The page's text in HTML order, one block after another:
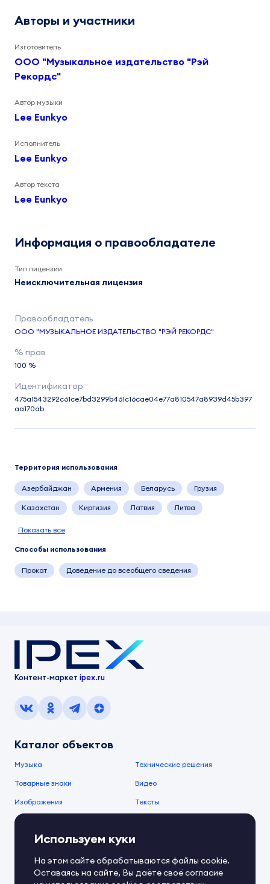
Авторы и участники
Изготовитель
ООО "Музыкальное издательство "Рэй
Рекордс"
Автор музыки
Lee Eunkyo
Исполнитель
Lee Eunkyo
Автор текста
Lee Eunkyo
Информация о правообладателе
Тип лицензии
Неисключительная лицензия
ООО "МУЗЫКАЛЬНОЕ ИЗДАТЕЛЬСТВО "РЭЙ РЕКОРДС"
100 %
475a1543292c61ce7bd3299b461c16cae04e77a810547a8939d45b397
aa170ab
Территория использования
Азербайджан Армения Беларусь Грузия
Казахстан Киргизия Латвия Литва
Показать все
Способы использования
Прокат Доведение до всеобщего сведения
Контент-маркет ipex.ru
Каталог объектов
Музыка Технические решения
Товарные знаки Видео
Изображения Тексты
О компании
О сервисе
Документы IPEX Справочный центр
Контакты Обратная связь
Используем куки
На этом сайте обрабатываются файлы cookie.
Оставаясь на сайте, Вы даёте своё согласие